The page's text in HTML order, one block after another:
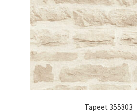
Tapeet 355803